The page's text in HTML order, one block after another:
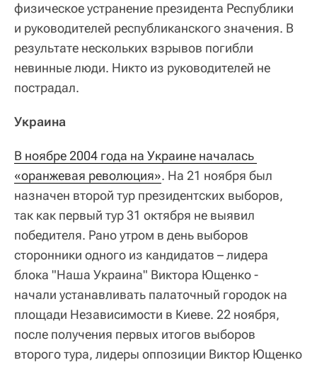
физическое устранение президента Республики
и руководителей республиканского значения. В
результате нескольких взрывов погибли
невинные люди. Никто из руководителей не
пострадал.
Украина
В ноябре 2004 года на Украине началась
«оранжевая революция». На 21 ноября был
назначен второй тур президентских выборов,
так как первый тур 31 октября не выявил
победителя. Рано утром в день выборов
сторонники одного из кандидатов – лидера
блока "Наша Украина" Виктора Ющенко -
начали устанавливать палаточный городок на
площади Независимости в Киеве. 22 ноября,
после получения первых итогов выборов
второго тура, лидеры оппозиции Виктор Ющенко